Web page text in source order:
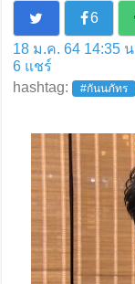
6
18 ม.ค. 64 14:35
6แชร์
hashtag:
#กันนภัทร